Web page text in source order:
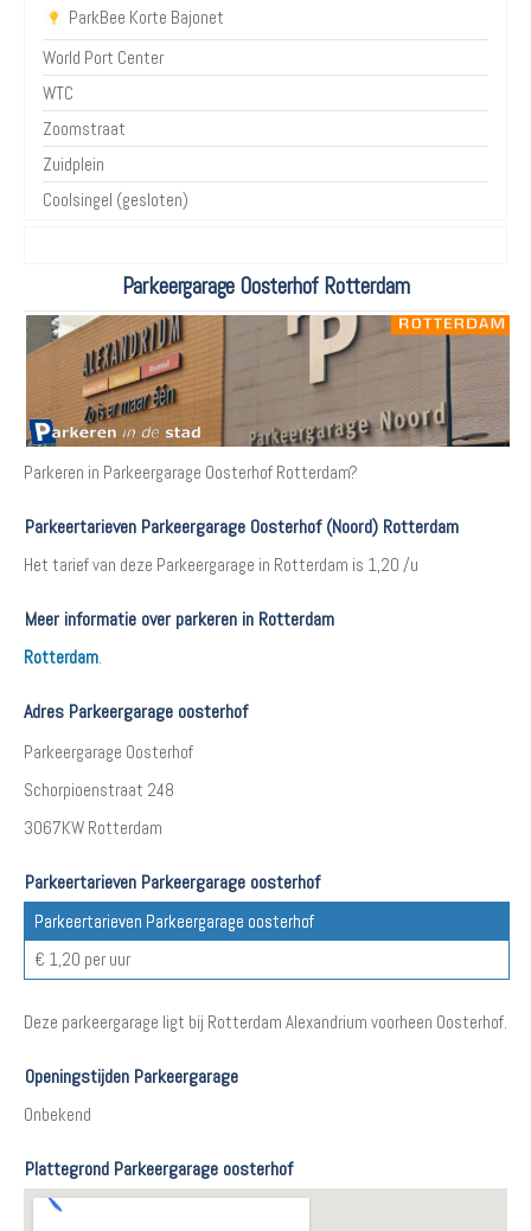
ParkBee Korte Bajonet
World Port Center
WTC
Zoomstraat
Zuidplein
Coolsingel (gesloten)
Parkeergarage Oosterhof Rotterdam
Parkeren in Parkeergarage Oosterhof Rotterdam?
Parkeertarieven Parkeergarage Oosterhof (Noord) Rotterdam
Het tarief van deze Parkeergarage in Rotterdam is 1,20 /u
Meer informatie over parkeren in Rotterdam
Rotterdam.
Adres Parkeergarage oosterhof
Parkeergarage Oosterhof
Schorpioenstraat 248
3067KW Rotterdam
Parkeertarieven Parkeergarage oosterhof
Parkeertarieven Parkeergarage oosterhof
€ 1,20 per uur
Deze parkeergarage ligt bij Rotterdam Alexandrium voorheen Oosterhof.
Openingstijden Parkeergarage
Onbekend
Plattegrond Parkeergarage oosterhof